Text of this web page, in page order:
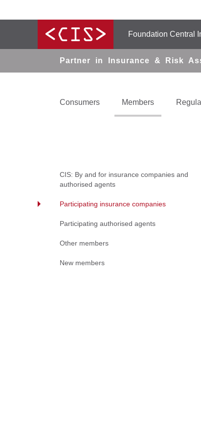
Foundation Central
Partner in Insurance & Risk
Consumers Members
CIS: By and for insurance companies and
authorised agents
Participating insurance companies
Participating authorised agents
Other members
New members